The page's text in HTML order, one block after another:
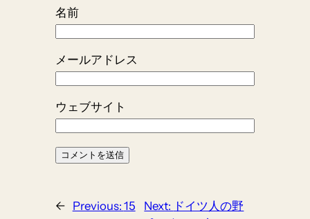
名前
メールアドレス
ウェブサイト
← Previous: 15
Next: ドイツ人の野